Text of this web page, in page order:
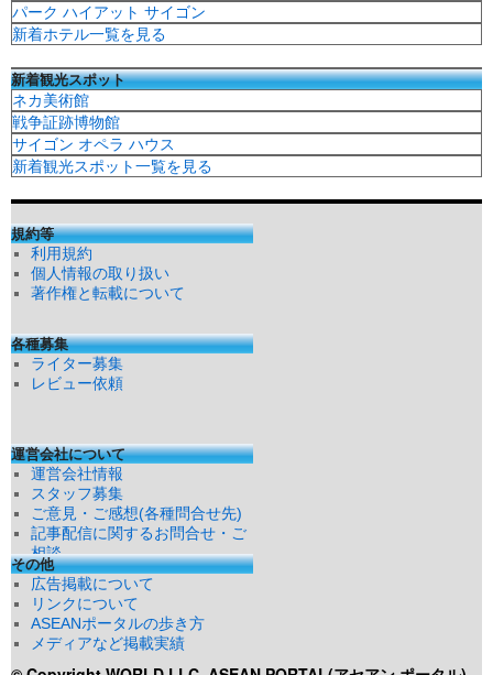
パーク ハイアット サイゴン
新着ホテル一覧を見る
新着観光スポット
ネカ美術館
戦争証跡博物館
サイゴン オペラ ハウス
新着観光スポット一覧を見る
規約等
利用規約
個人情報の取り扱い
著作権と転載について
各種募集
ライター募集
レビュー依頼
運営会社について
運営会社情報
スタッフ募集
ご意見・ご感想(各種問合せ先)
記事配信に関するお問合せ・ご
相談
その他
広告掲載について
リンクについて
ASEANポータルの歩き方
メディアなど掲載実績